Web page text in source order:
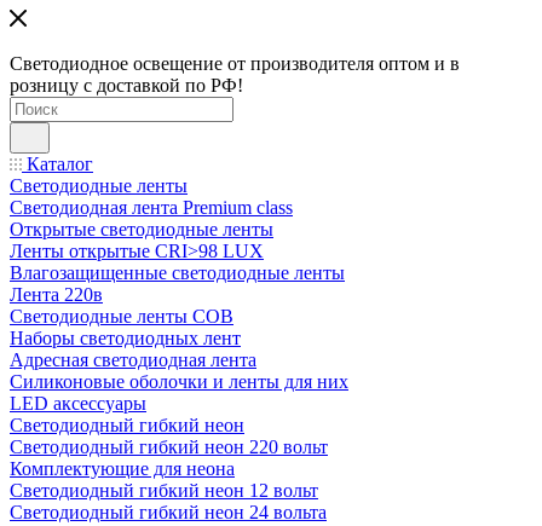
Светодиодное освещение от производителя оптом и в
розницу с доставкой по РФ!
Каталог
Светодиодные ленты
Светодиодная лента Premium class
Открытые светодиодные ленты
Ленты открытые CRI>98 LUX
Влагозащищенные светодиодные ленты
Лента 220в
Светодиодные ленты COB
Наборы светодиодных лент
Адресная светодиодная лента
Силиконовые оболочки и ленты для них
LED аксессуары
Светодиодный гибкий неон
Светодиодный гибкий неон 220 вольт
Комплектующие для неона
Светодиодный гибкий неон 12 вольт
Светодиодный гибкий неон 24 вольта